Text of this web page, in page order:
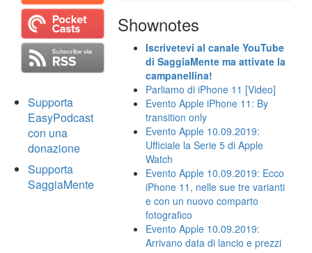
Supporta
EasyPodcast
con una
donazione
Supporta
SaggiaMente
Shownotes
Iscrivetevi al canale YouTube
di SaggiaMente ma attivate la
campanellina!
Parliamo di iPhone 11 [Video]
Evento Apple iPhone 11: By
transition only
Evento Apple 10.09.2019:
Ufficiale la Serie 5 di Apple
Watch
Evento Apple 10.09.2019: Ecco
iPhone 11, nelle sue tre varianti
e con un nuovo comparto
fotografico
Evento Apple 10.09.2019:
Arrivano data di lancio e prezzi